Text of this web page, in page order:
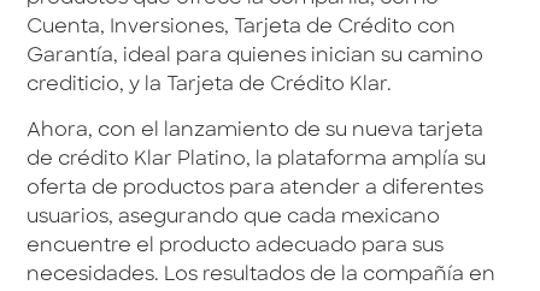
Cuenta, Inversiones, Tarjeta de Crédito con
Garantía, ideal para quienes inician su camino
crediticio, y la Tarjeta de Crédito Klar.
Ahora, con el lanzamiento de su nueva tarjeta
de crédito Klar Platino, la plataforma amplía su
oferta de productos para atender a diferentes
usuarios, asegurando que cada mexicano
encuentre el producto adecuado para sus
necesidades. Los resultados de la compañía en